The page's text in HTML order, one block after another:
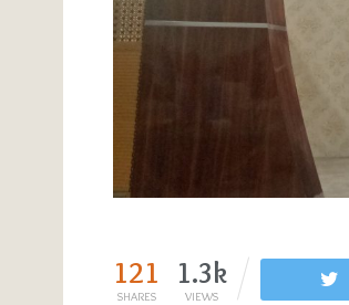
121
SHARES
1.3k
VIEWS